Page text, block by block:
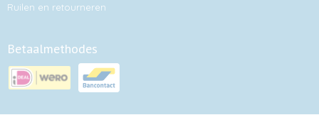
Ruilen en retourneren
Betaalmethodes